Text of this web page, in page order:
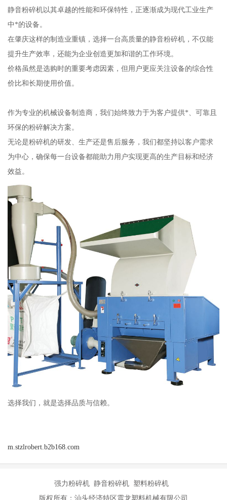
静音粉碎机以其卓越的性能和环保特性，正逐渐成为现代工业生产
中*的设备。
在肇庆这样的制造业重镇，选择一台高质量的静音粉碎机，不仅能
提升生产效率，还能为企业创造更加和谐的工作环境。
价格虽然是选购时的重要考虑因素，但用户更应关注设备的综合性
价比和长期使用价值。
作为专业的机械设备制造商，我们始终致力于为客户提供*、可靠且
环保的粉碎解决方案。
无论是粉碎机的研发、生产还是售后服务，我们都坚持以客户需求
为中心，确保每一台设备都能助力用户实现更高的生产目标和经济
效益。
选择我们，就是选择品质与信赖。
m.stzlrobert.b2b168.com
强力粉碎机 静音粉碎机 塑料粉碎机
版权所有：汕头经济特区震龙塑料机械有限公司